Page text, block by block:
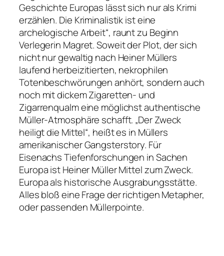
Geschichte Europas lässt sich nur als Krimi
erzählen. Die Kriminalistik ist eine
archelogische Arbeit“, raunt zu Beginn
Verlegerin Magret. Soweit der Plot, der sich
nicht nur gewaltig nach Heiner Müllers
laufend herbeizitierten, nekrophilen
Totenbeschwörungen anhört, sondern auch
noch mit dickem Zigaretten- und
Zigarrenqualm eine möglichst authentische
Müller-Atmosphäre schafft. „Der Zweck
heiligt die Mittel“, heißt es in Müllers
amerikanischer Gangsterstory. Für
Eisenachs Tiefenforschungen in Sachen
Europa ist Heiner Müller Mittel zum Zweck.
Europa als historische Ausgrabungsstätte.
Alles bloß eine Frage der richtigen Metapher,
oder passenden Müllerpointe.